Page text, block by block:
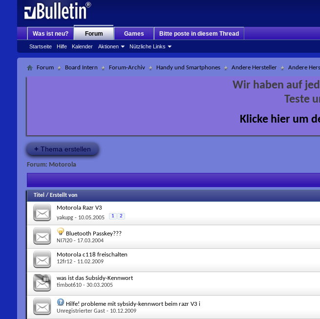
Was ist neu? Forum
Startseite Hilfe Kalender Aktionen Nützliche Links
Games Bitte poste in diesem Thread
Forum Board Intern Forum-Archiv Handy und Smartphones Andere Hersteller Andere
Wir haben auf
Teste
Klicke hier um
+ Thema erstellen
Forum: Motorola
Titel / Erstellt von
Motorola Razr V3
yakupg - 10.05.2005 1 2
Bluetooth Passkey???
NI7I20 - 17.03.2004
Motorola c118 freischalten
12fr12 - 11.02.2009
was ist das Subsidy-Kennwort
timbot610 - 30.03.2005
Hilfe! probleme mit sybsidy-kennwort beim razr V3 i
Unregistrierter Gast - 10.12.2009